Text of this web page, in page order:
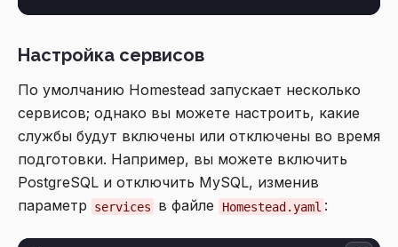
Настройка сервисов
По умолчанию Homestead запускает несколько
сервисов; однако вы можете настроить, какие
службы будут включены или отключены во время
подготовки. Например, вы можете включить
PostgreSQL и отключить MySQL, изменив
параметр
services в файле Homestead.yaml :